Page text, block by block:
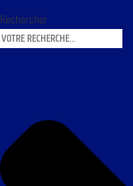
Rechercher